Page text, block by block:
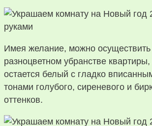
Имея желание, можно осуществить
разноцветном убранстве
остается белый с гладко
тонами голубого, сиреневого и
оттенков.